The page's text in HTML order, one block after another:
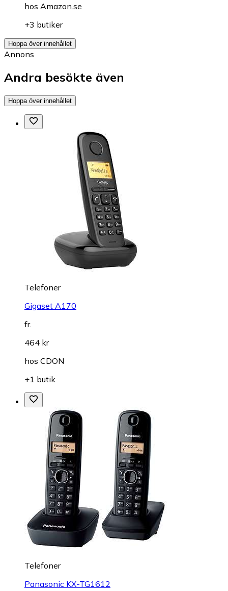
hos Amazon.se
+3 butiker
Hoppa över innehållet
Annons
Andra besökte även
Hoppa över innehållet
Telefoner
Gigaset A170
fr.
464 kr
hos CDON
+1 butik
Telefoner
Panasonic KX-TG1612